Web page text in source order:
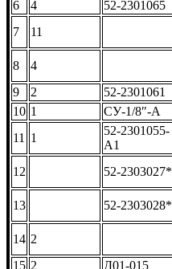
6
4 52-2301065
7
11
8
4
9
2 52-2301061
10 1 СУ-1/8″-А
11
1
52-2301055-
А1
12 52-2303027*
13
52-2303028*
14 2
15 2 Д01-015